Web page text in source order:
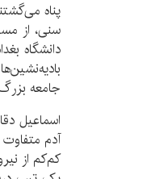
پناه
سنی، از
دانشگاه
جامعه
اسماعیل
آدم
کم‌کم از